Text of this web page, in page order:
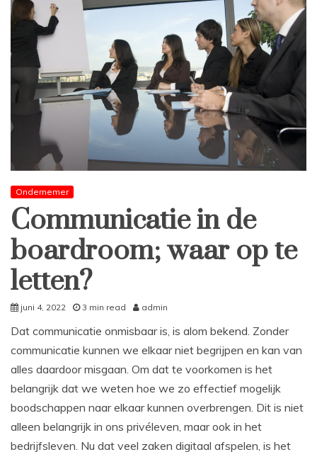
Ondernemer
Communicatie in de
boardroom; waar op te
letten?
juni 4, 2022 3 min read admin
Dat communicatie onmisbaar is, is alom bekend. Zonder
communicatie kunnen we elkaar niet begrijpen en kan van
alles daardoor misgaan. Om dat te voorkomen is het
belangrijk dat we weten hoe we zo effectief mogelijk
boodschappen naar elkaar kunnen overbrengen. Dit is niet
alleen belangrijk in ons privéleven, maar ook in het
bedrijfsleven. Nu dat veel zaken digitaal afspelen, is het